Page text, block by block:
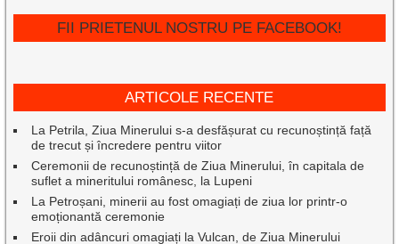
FII PRIETENUL NOSTRU PE FACEBOOK!
ARTICOLE RECENTE
La Petrila, Ziua Minerului s-a desfășurat cu recunoștință față
de trecut și încredere pentru viitor
Ceremonii de recunoștință de Ziua Minerului, în capitala de
suflet a mineritului românesc, la Lupeni
La Petroșani, minerii au fost omagiați de ziua lor printr-o
emoționantă ceremonie
Eroii din adâncuri omagiați la Vulcan, de Ziua Minerului